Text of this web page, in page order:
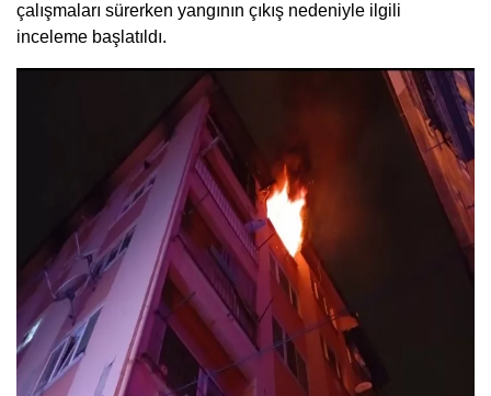
çalışmaları sürerken yangının çıkış nedeniyle ilgili
inceleme başlatıldı.